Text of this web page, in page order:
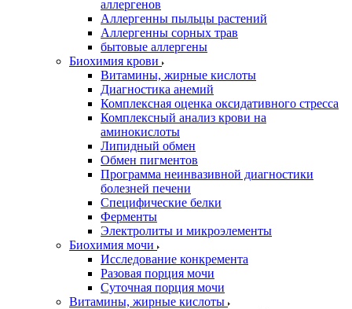
аллергенов
Аллергенны пыльцы растений
Аллергенны сорных трав
бытовые аллергены
Биохимия крови
Витамины, жирные кислоты
Диагностика анемий
Комплексная оценка оксидативного стресса
Комплексный анализ крови на
аминокислоты
Липидный обмен
Обмен пигментов
Программа неинвазивной диагностики
болезней печени
Специфические белки
Ферменты
Электролиты и микроэлементы
Биохимия мочи
Исследование конкремента
Разовая порция мочи
Суточная порция мочи
Витамины, жирные кислоты